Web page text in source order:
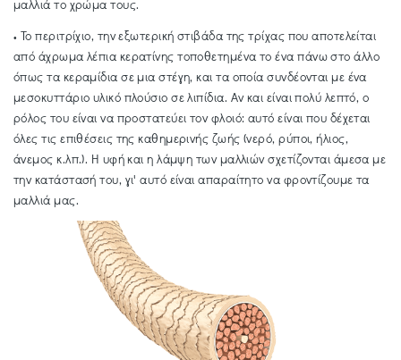
μαλλιά το χρώμα τους.
• Το περιτρίχιο, την εξωτερική στιβάδα της τρίχας που αποτελείται
από άχρωμα λέπια κερατίνης τοποθετημένα το ένα πάνω στο άλλο
όπως τα κεραμίδια σε μια στέγη, και τα οποία συνδέονται με ένα
μεσοκυττάριο υλικό πλούσιο σε λιπίδια. Αν και είναι πολύ λεπτό, ο
ρόλος του είναι να προστατεύει τον φλοιό: αυτό είναι που δέχεται
όλες τις επιθέσεις της καθημερινής ζωής (νερό, ρύποι, ήλιος,
άνεμος κ.λπ.). Η υφή και η λάμψη των μαλλιών σχετίζονται άμεσα με
την κατάστασή του, γι' αυτό είναι απαραίτητο να φροντίζουμε τα
μαλλιά μας.